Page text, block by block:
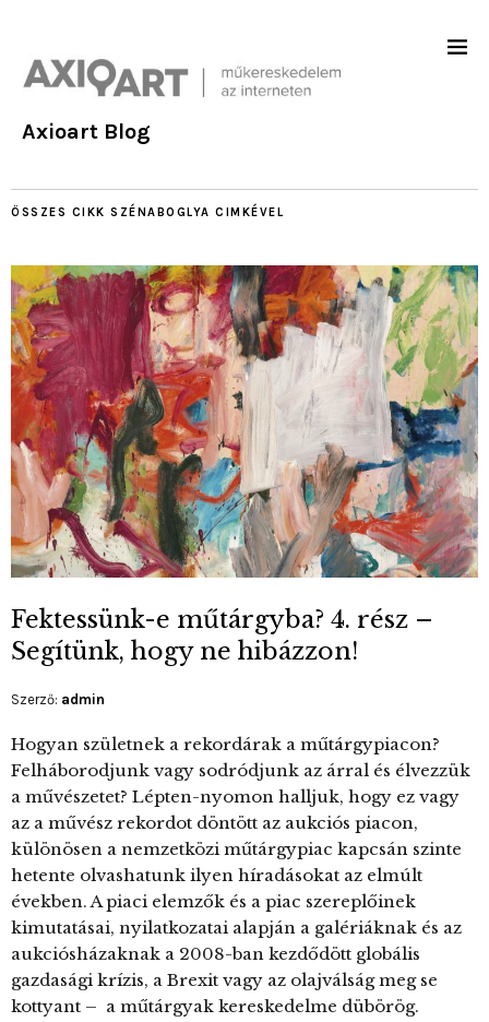
Axioart Blog
ÖSSZES CIKK SZÉNABOGLYA CIMKÉVEL
Fektessünk-e műtárgyba? 4. rész –
Segítünk, hogy ne hibázzon!
Szerző: admin
Hogyan születnek a rekordárak a műtárgypiacon?
Felháborodjunk vagy sodródjunk az árral és élvezzük
a művészetet? Lépten-nyomon halljuk, hogy ez vagy
az a művész rekordot döntött az aukciós piacon,
különösen a nemzetközi műtárgypiac kapcsán szinte
hetente olvashatunk ilyen híradásokat az elmúlt
években. A piaci elemzők és a piac szereplőinek
kimutatásai, nyilatkozatai alapján a galériáknak és az
aukciósházaknak a 2008-ban kezdődött globális
gazdasági krízis, a Brexit vagy az olajválság meg se
kottyant – a műtárgyak kereskedelme dübörög.